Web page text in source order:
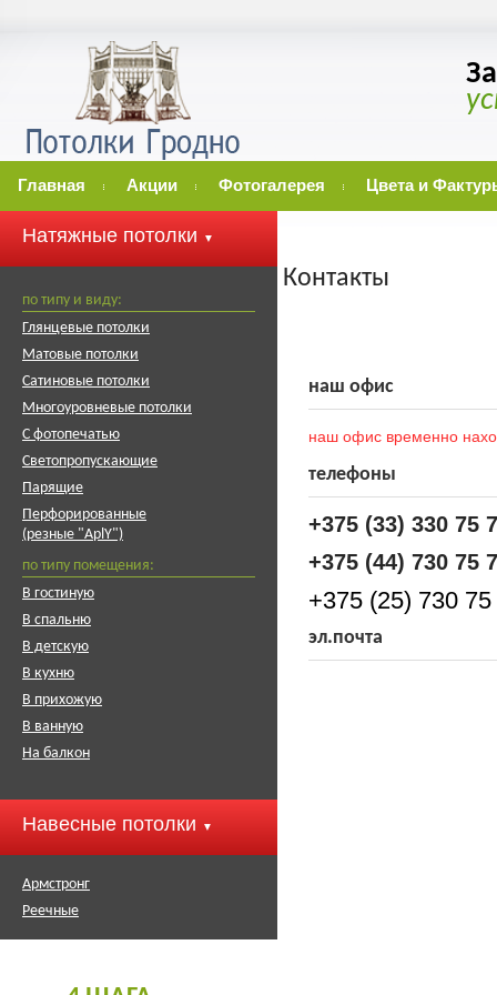
Главная Акции Фотогалерея Цвета и
Натяжные потолки ▼
по типу и виду:
Глянцевые потолки
Матовые потолки
Сатиновые потолки
Многоуровневые потолки
С фотопечатью
Светопропускающие
Парящие
Перфорированные
(резные "АplY")
по типу помещения:
В гостиную
В спальню
В детскую
В кухню
В прихожую
В ванную
На балкон
Навесные потолки ▼
Армстронг
Реечные
Контакты
наш офис
наш офис временно
телефоны
+375 (33) 330 75
+375 (44) 730 75
+375 (25) 730
эл.почта